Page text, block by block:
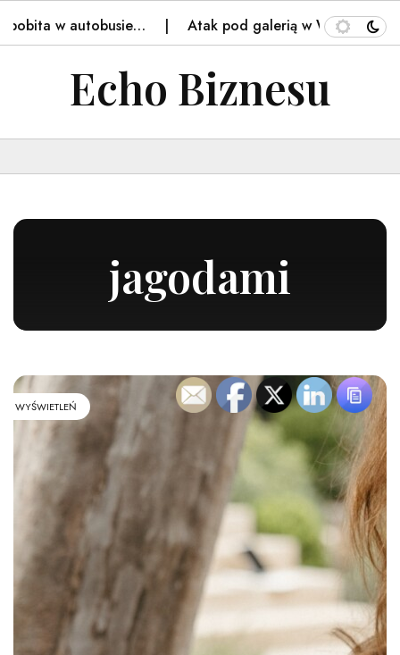
w autobusie… Atak pod galerią w Warszawie.
Echo Biznesu
jagodami
WYŚWIETLEŃ